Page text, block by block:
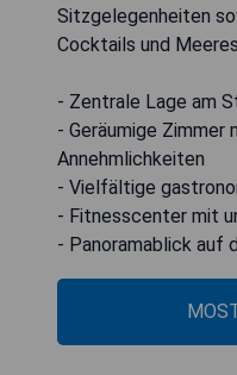
Sitzgelegenheiten
Cocktails und
- Zentrale Lage am
- Geräumige Zimmer
Annehmlichkeiten
- Vielfältige
- Fitnesscenter mit
- Panoramablick auf